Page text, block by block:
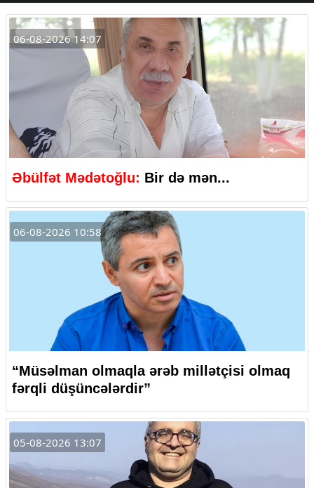
06-08-2026 14:07
Əbülfət Mədətoğlu: Bir də mən...
06-08-2026 10:58
“Müsəlman olmaqla ərəb millətçisi olmaq
fərqli düşüncələrdir”
05-08-2026 13:07